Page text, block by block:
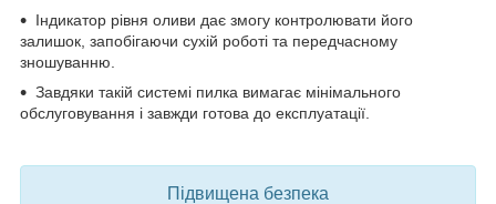
Індикатор рівня оливи дає змогу контролювати його
залишок, запобігаючи сухій роботі та передчасному
зношуванню.
Завдяки такій системі пилка вимагає мінімального
обслуговування і завжди готова до експлуатації.
Підвищена безпека